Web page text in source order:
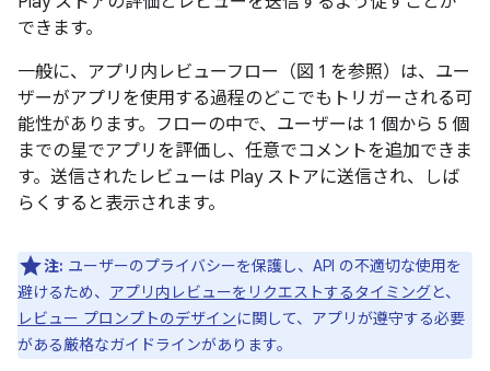
できます。
一般に、アプリ内レビューフロー（図 1 を参照）は、ユー
ザーがアプリを使用する過程のどこでもトリガーされる可
能性があります。フローの中で、ユーザーは 1 個から 5 個
までの星でアプリを評価し、任意でコメントを追加できま
す。送信されたレビューは Play ストアに送信され、しば
らくすると表示されます。
注: ユーザーのプライバシーを保護し、API の不適切な使用を
避けるため、 アプリ内レビューをリクエストするタイミングと、
レビュー プロンプトのデザインに関して、アプリが遵守する必要
がある厳格なガイドラインがあります。